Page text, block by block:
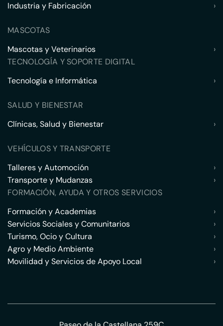
Industria y Fabricación
›
MASCOTAS
Mascotas y Veterinarios
›
TECNOLOGÍA Y SOPORTE DIGITAL
Tecnología e Informática
›
SALUD Y BIENESTAR
Clínicas, Salud y Bienestar
›
VEHÍCULOS Y TRANSPORTE
Talleres y Automoción
›
Transporte y Mudanzas
›
FORMACIÓN, AYUDA Y OTROS SERVICIOS
Formación y Academias
›
Servicios Sociales y Comunitarios
›
Turismo, Ocio y Cultura
›
Agro y Medio Ambiente
›
Movilidad y Servicios de Apoyo Local
›